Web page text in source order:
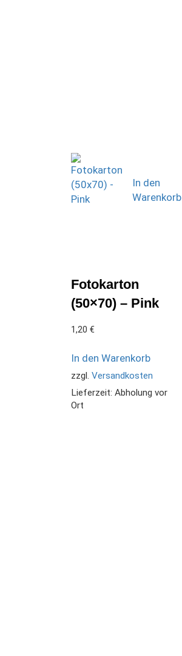
In den
Warenkorb
Fotokarton
(50×70) – Pink
1,20 €
In den Warenkorb
zzgl. Versandkosten
Lieferzeit: Abholung vor
Ort